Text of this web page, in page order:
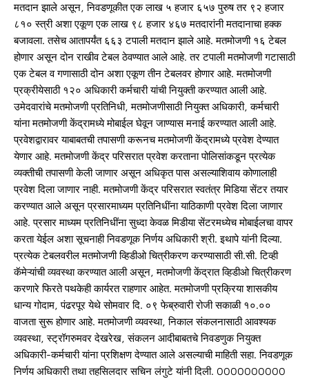
मतदान झाले असून, निवडणूकीत एक लाख ५ हजार ६५७ पुरुष तर ९२ हजार
८१० स्त्री अशा एकूण एक लाख ९८ हजार ४६७ मतदारांनी मतदानाचा हक्क
बजावला. तसेच आतापर्यंत ६६३ टपाली मतदान झाले आहे. मतमोजणी १६ टेबल
होणार असून दोन राखीव टेबल ठेवण्यात आले आहे. तर टपाली मतमोजणी गटासाठी
एक टेबल व गणासाठी दोन अशा एकूण तीन टेबलवर होणार आहे. मतमोजणी
प्रक्रीयेसाठी १२० अधिकारी कर्मचारी यांची नियुक्ती करण्यात आली आहे.
उमेदवारांचे मतमोजणी प्रतिनिधी, मतमोजणीसाठी नियुक्त अधिकारी, कर्मचारी
यांना मतमोजणी केंद्रामध्ये मोबाईल घेवून जाण्यास मनाई करण्यात आली आहे.
प्रवेशद्वारावर याबाबतची तपासणी करूनच मतमोजणी केंद्रामध्ये प्रवेश देण्यात
येणार आहे. मतमोजणी केंद्र परिसरात प्रवेश करताना पोलिसांकडून प्रत्येक
व्यक्तीची तपासणी केली जाणार असून अधिकृत पास असल्याशिवाय कोणालाही
प्रवेश दिला जाणार नाही. मतमोजणी केंद्र परिसरात स्वतंत्र मिडिया सेंटर तयार
करण्यात आले असून प्रसारमाध्यम प्रतिनिधींना याठिकाणी प्रवेश दिला जाणार
आहे. प्रसार माध्यम प्रतिनिधींना सुध्दा केवळ मिडीया सेंटरमध्येच मोबाईलचा वापर
करता येईल अशा सूचनाही निवडणूक निर्णय अधिकारी श्री. इथापे यांनी दिल्या.
प्रत्येक टेबलवरील मतमोजणी व्हिडीओ चित्रीकरण करण्यासाठी सी.सी. टिव्ही
कॅमेऱ्यांची व्यवस्था करण्यात आली असून, मतमोजणी केंद्रात व्हिडीओ चित्रीकरण
करणारे फिरते पथकेही कार्यरत राहणार आहेत. मतमोजणी प्रक्रिया शासकीय
धान्य गोदाम, पंढरपूर येथे सोमवार दि. ०९ फेब्रुवारी रोजी सकाळी १०.००
वाजता सुरू होणार आहे. मतमोजणी व्यवस्था, निकाल संकलनासाठी आवश्यक
व्यवस्था, स्ट्रॉगरुमवर देखरेख, संकलन आदीबाबतचे निवडणुक नियुक्त
अधिकारी-कर्मचारी यांना प्रशिक्षण देण्यात आले असल्याची माहिती सहा. निवडणूक
निर्णय अधिकारी तथा तहसिलदार सचिन लंगुटे यांनी दिली. 0000000000